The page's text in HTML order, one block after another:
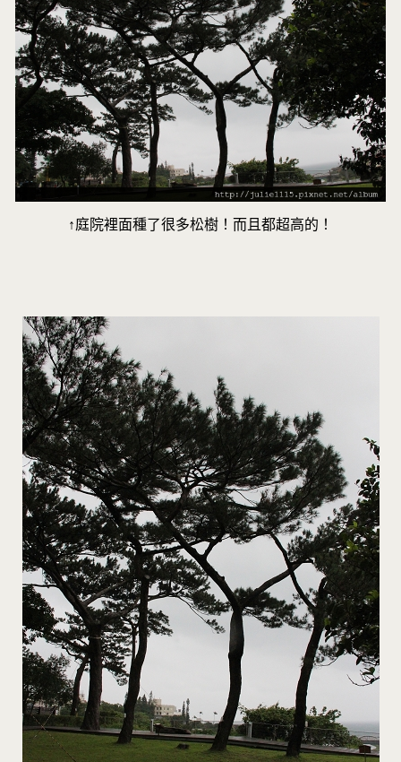
↑庭院裡面種了很多松樹！而且都超高的！